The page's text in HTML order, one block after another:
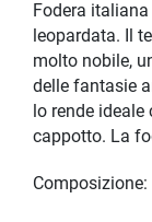
Fodera
leopardata. Il
molto nobile,
delle fantasie
lo rende
cappotto. La